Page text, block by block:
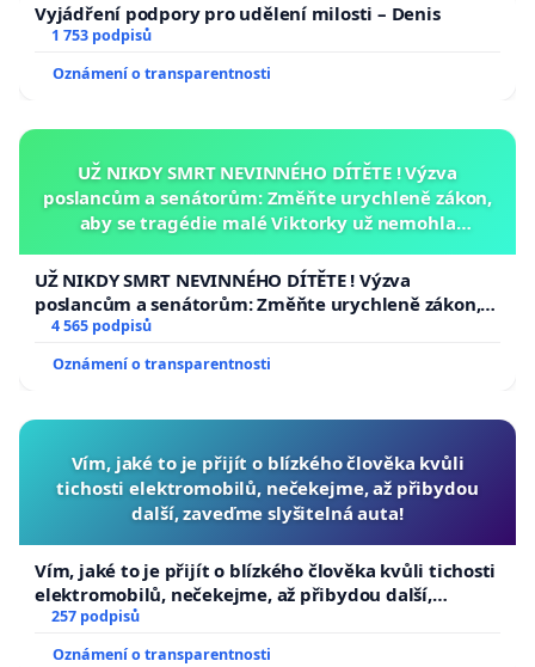
Vyjádření podpory pro udělení milosti – Denis
1 753 podpisů
Oznámení o transparentnosti
UŽ NIKDY SMRT NEVINNÉHO DÍTĚTE ! Výzva
poslancům a senátorům: Změňte urychleně zákon,
aby se tragédie malé Viktorky už nemohla
UŽ NIKDY SMRT NEVINNÉHO DÍTĚTE ! Výzva
poslancům a senátorům: Změňte urychleně zákon,
aby se tragédie malé Viktorky už nemohla opakovat!
4 565 podpisů
Oznámení o transparentnosti
Vím, jaké to je přijít o blízkého člověka kvůli
tichosti elektromobilů, nečekejme, až přibydou
další, zaveďme slyšitelná auta!
Vím, jaké to je přijít o blízkého člověka kvůli tichosti
elektromobilů, nečekejme, až přibydou další,
zaveďme slyšitelná auta!
257 podpisů
Oznámení o transparentnosti